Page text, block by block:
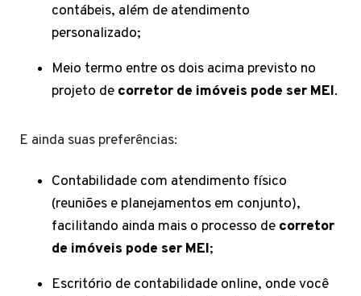
contábeis, além de atendimento
personalizado;
Meio termo entre os dois acima previsto no
projeto de corretor de imóveis pode ser MEI.
E ainda suas preferências:
Contabilidade com atendimento físico
(reuniões e planejamentos em conjunto),
facilitando ainda mais o processo de corretor
de imóveis pode ser MEI;
Escritório de contabilidade online, onde você